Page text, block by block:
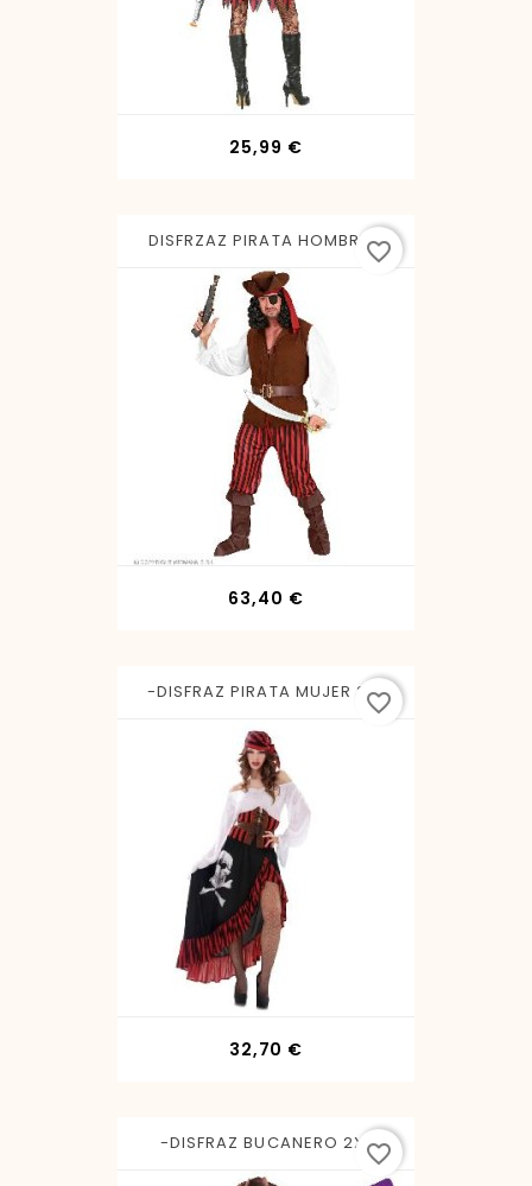
25,99 €Precio
DISFRZAZ PIRATA HOMBRE...
63,40 €Precio
favorite_border
-DISFRAZ PIRATA MUJER 3XL
32,70 €
favorite_border
-DISFRAZ BUCANERO 2XLfavorite_border